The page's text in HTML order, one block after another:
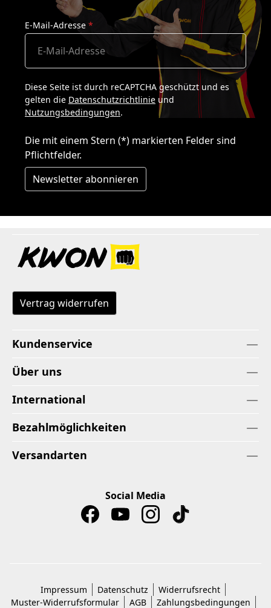
E-Mail-Adresse *
Diese Seite ist durch reCAPTCHA geschützt und es
gelten die Datenschutzrichtlinie und
Nutzungsbedingungen.
Die mit einem Stern (*) markierten Felder sind
Pflichtfelder.
Newsletter abonnieren
Vertrag widerrufen
Kundenservice
Über uns
International
Bezahlmöglichkeiten
Versandarten
Social Media
Impressum Datenschutz
Widerrufsrecht
Muster-Widerrufsformular
AGB Zahlungsbedingungen